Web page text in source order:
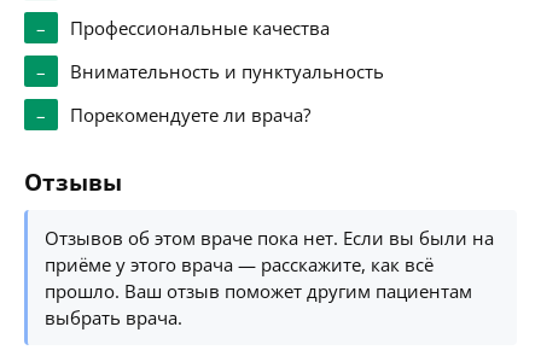
–
Профессиональные качества
–
Внимательность и пунктуальность
–
Порекомендуете ли врача?
Отзывы
Отзывов об этом враче пока нет. Если вы были на
приёме у этого врача — расскажите, как всё
прошло. Ваш отзыв поможет другим пациентам
выбрать врача.